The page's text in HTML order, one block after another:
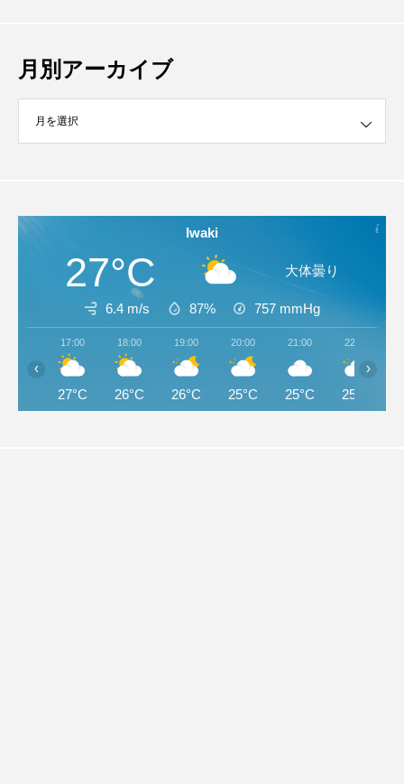
月別アーカイブ
Iwaki
27°C 大体曇り
6.4 m/s 87% 757 mmHg
17:00
27°C
18:00
26°C
19:00
26°C
20:00
25°C
21:00
25°C
22:00
25°C
‹ ›